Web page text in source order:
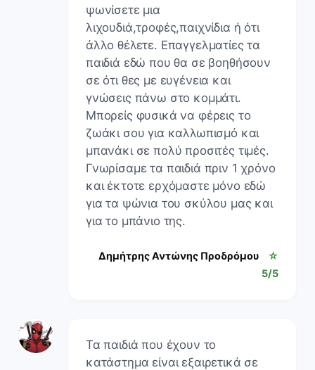
ψωνίσετε μια
λιχουδιά,τροφές,παιχνίδια ή ότι
άλλο θέλετε. Επαγγελματίες τα
παιδιά εδώ που θα σε βοηθήσουν
σε ότι θες με ευγένεια και
γνώσεις πάνω στο κομμάτι.
Μπορείς φυσικά να φέρεις το
ζωάκι σου για καλλωπισμό και
μπανάκι σε πολύ προσιτές τιμές.
Γνωρίσαμε τα παιδιά πριν 1 χρόνο
και έκτοτε ερχόμαστε μόνο εδώ
για τα ψώνια του σκύλου μας και
για το μπάνιο της.
Δημήτρης Αντώνης Προδρόμου
☆
5/5
Τα παιδιά που έχουν το
κατάστημα είναι εξαιρετικά σε